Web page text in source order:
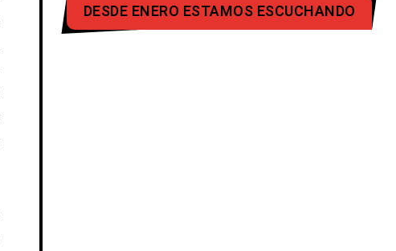
DESDE ENERO ESTAMOS ESCUCHANDO